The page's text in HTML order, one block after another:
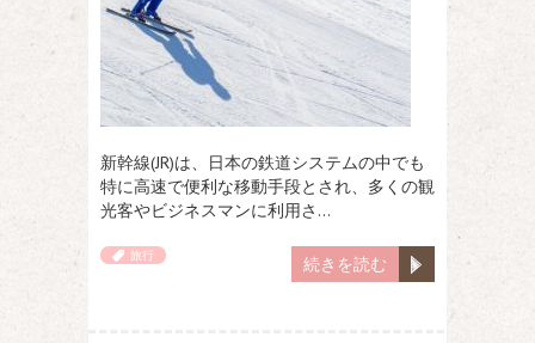
新幹線(JR)は、日本の鉄道システムの中でも
特に高速で便利な移動手段とされ、多くの観
光客やビジネスマンに利用さ…
続きを読む
旅行